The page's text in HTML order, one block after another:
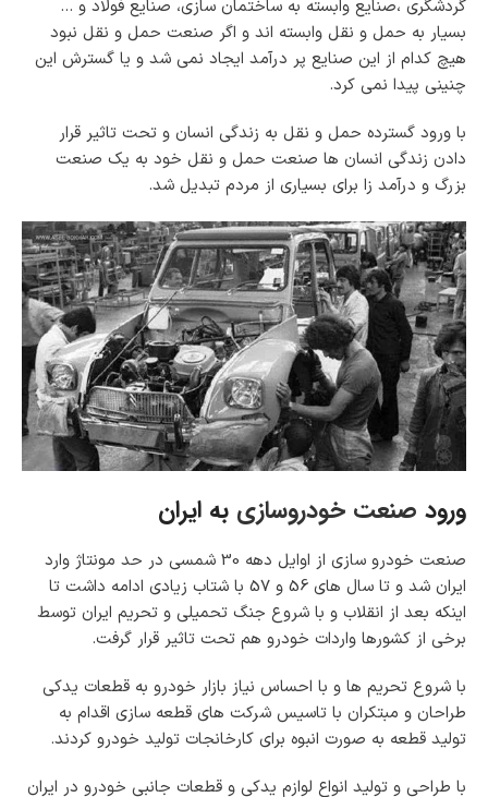
گردشگری ،صنایع وابسته به ساختمان سازی، صنایع فولاد و …
بسیار به حمل و نقل وابسته اند و اگر صنعت حمل و نقل نبود
هیچ کدام از این صنایع پر درآمد ایجاد نمی شد و یا گسترش این
چنینی پیدا نمی کرد.
با ورود گسترده حمل و نقل به زندگی انسان و تحت تاثیر قرار
دادن زندگی انسان ها صنعت حمل و نقل خود به یک صنعت
بزرگ و درآمد زا برای بسیاری از مردم تبدیل شد.
ورود صنعت خودروسازی به ایران
صنعت خودرو سازی از اوایل دهه 30 شمسی در حد مونتاژ وارد
ایران شد و تا سال های 56 و 57 با شتاب زیادی ادامه داشت تا
اینکه بعد از انقلاب و با شروع جنگ تحمیلی و تحریم ایران توسط
برخی از کشورها واردات خودرو هم تحت تاثیر قرار گرفت.
با شروع تحریم ها و با احساس نیاز بازار خودرو به قطعات یدکی
طراحان و مبتکران با تاسیس شرکت های قطعه سازی اقدام به
تولید قطعه به صورت انبوه برای کارخانجات تولید خودرو کردند.
با طراحی و تولید انواع لوازم یدکی و قطعات جانبی خودرو در ایران